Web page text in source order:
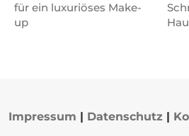
für ein luxuriöses Make-
up
Impressum | Datenschutz |